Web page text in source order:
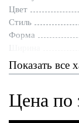
Цвет
Стиль
Форма
Показать все
Цена по